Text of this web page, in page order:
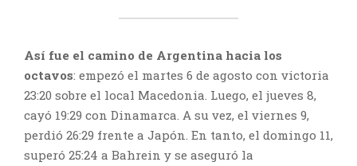
Así fue el camino de Argentina hacia los
octavos: empezó el martes 6 de agosto con victoria
23:20 sobre el local Macedonia. Luego, el jueves 8,
cayó 19:29 con Dinamarca. A su vez, el viernes 9,
perdió 26:29 frente a Japón. En tanto, el domingo 11,
superó 25:24 a Bahrein y se aseguró la